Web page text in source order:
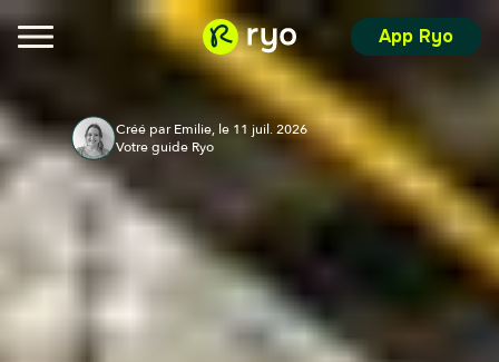
App Ryo
Créé par Emilie, le 11 juil. 2026
Votre guide Ryo